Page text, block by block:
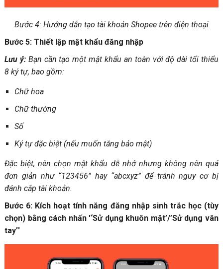
Bước 4: Hướng dẫn tạo tài khoản Shopee trên điện thoại
Bước 5: Thiết lập mật khẩu đăng nhập
Lưu ý:Bạn cần tạo một mật khẩu an toàn với độ dài tối thiểu
8 ký tự, bao gồm:
Chữ hoa
Chữ thường
Số
Ký tự đặc biệt (nếu muốn tăng bảo mật)
Đặc biệt, nên chọn mật khẩu dễ nhớ nhưng không nên quá
đơn giản như “123456” hay “abcxyz” để tránh nguy cơ bị
đánh cắp tài khoản.
Bước 6: Kích hoạt tính năng đăng nhập sinh trắc học (tùy
chọn) bằng cách nhấn '‘Sử dụng khuôn mặt’/’Sử dụng vân
tay’'